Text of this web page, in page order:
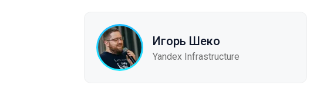
Игорь Шеко
Yandex Infrastructure